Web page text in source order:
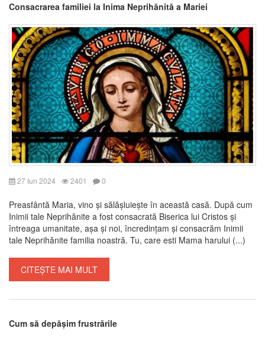
Consacrarea familiei la Inima Neprihănită a Mariei
27 Iun 2024 2401 0
Preasfântă Maria, vino și sălășluiește în această casă. După cum
Inimii tale Neprihănite a fost consacrată Biserica lui Cristos și
întreaga umanitate, așa și noi, încredințam și consacrăm Inimii
tale Neprihănite familia noastră. Tu, care esti Mama harului (...)
CITEȘTE MAI MULT
Cum să depășim frustrările